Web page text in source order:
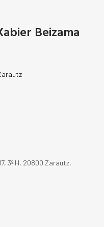
Beizama
3º H, 20800 Zarautz,